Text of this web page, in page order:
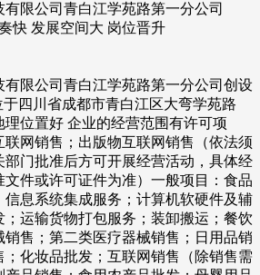
限公司青白江学苑路第一分公司
快 发展空间大 岗位晋升
有限公司青白江学苑路第一分公司创设
于四川省成都市青白江区大弯学苑路
理位置好 企业的经营范围有许可项
联网销售；出版物互联网销售（依法须
门批准后方可开展经营活动，具体经
件或许可证件为准）一般项目：食品
息系统集成服务；计算机软硬件及辅
；运输货物打包服务；装卸搬运；餐饮
售；第二类医疗器械销售；日用品销
化妆品批发；互联网销售（除销售需